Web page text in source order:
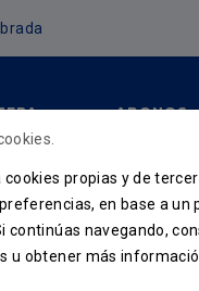
ABONOS
cookies propias y de
en base a
continúas navegando,
u obtener más